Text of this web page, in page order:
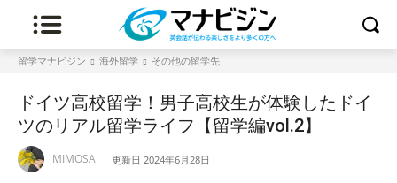
留学マナビジン 海外留学 その他の留学先
ドイツ高校留学！男子高校生が体験したドイ
ツのリアル留学ライフ【留学編vol.2】
MIMOSA 更新日 2024年6月28日